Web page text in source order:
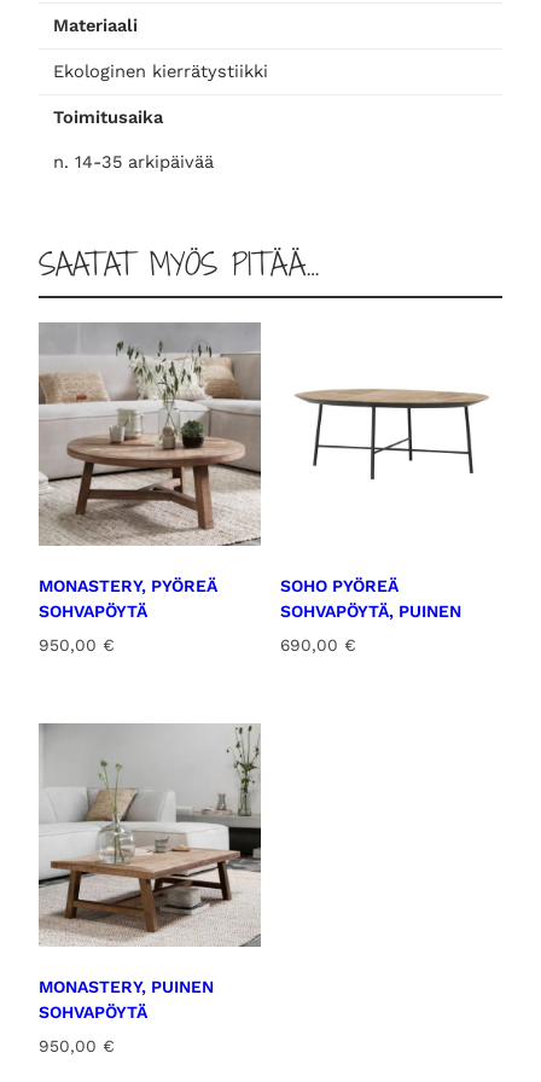
Materiaali
Ekologinen kierrätystiikki
Toimitusaika
n. 14-35 arkipäivää
SAATAT MYÖS PITÄÄ…
MONASTERY, PYÖREÄ
SOHVAPÖYTÄ
950,00 €
SOHO PYÖREÄ
SOHVAPÖYTÄ, PUINEN
690,00 €
MONASTERY, PUINEN
SOHVAPÖYTÄ
950,00 €